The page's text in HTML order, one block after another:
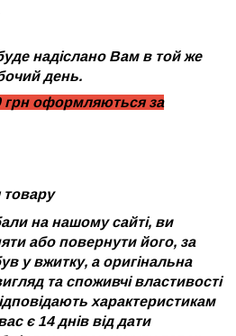
надіслано Вам в той же
день.
грн оформляються за
товару
на нашому сайті, ви
або повернути його, за
у вжитку, а оригінальна
та споживчі властивості
характеристикам
є 14 днів від дати